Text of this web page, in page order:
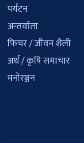
पर्यटन
अन्तर्वाता
फिचर / जीवन शैली
अर्थ / कृषि समाचार
मनोरञ्जन